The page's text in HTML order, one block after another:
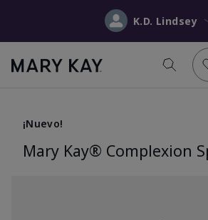
K.D. Lindsey
¡Nuevo!
Mary Kay® Complexion